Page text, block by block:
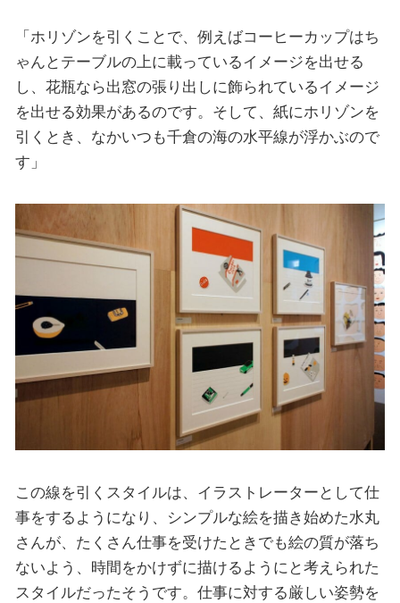
「ホリゾンを引くことで、例えばコーヒーカップはち
ゃんとテーブルの上に載っているイメージを出せる
し、花瓶なら出窓の張り出しに飾られているイメージ
を出せる効果があるのです。そして、紙にホリゾンを
引くとき、なかいつも千倉の海の水平線が浮かぶので
す」
この線を引くスタイルは、イラストレーターとして仕
事をするようになり、シンプルな絵を描き始めた水丸
さんが、たくさん仕事を受けたときでも絵の質が落ち
ないよう、時間をかけずに描けるようにと考えられた
スタイルだったそうです。仕事に対する厳しい姿勢を